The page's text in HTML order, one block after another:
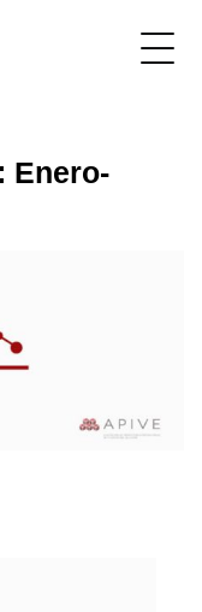
Enero-